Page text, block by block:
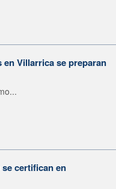
en Villarrica se preparan
se certifican en